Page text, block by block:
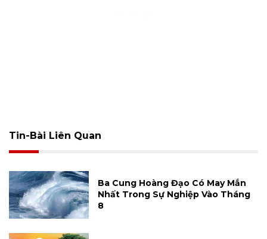
Tin-Bài Liên Quan
Ba Cung Hoàng Đạo Có May Mắn
Nhất Trong Sự Nghiệp Vào Tháng
8